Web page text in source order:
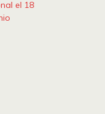
el 18